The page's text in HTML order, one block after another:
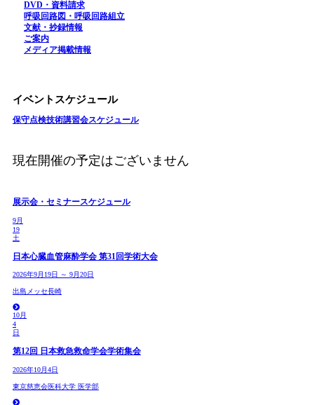
DVD・資料請求
呼吸回路図・呼吸回路組立
文献・抄録情報
ご案内
メディア掲載情報
イベントスケジュール
保守点検技術講習会スケジュール
現在開催の予定はございません
展示会・セミナースケジュール
9月
19
土
日本心臓血管麻酔学会 第31回学術大会
2026年9月19日 ～ 9月20日
出島メッセ長崎
10月
4
日
第12回 日本救急救命学会学術集会
2026年10月4日
東京慈恵会医科大学 医学部